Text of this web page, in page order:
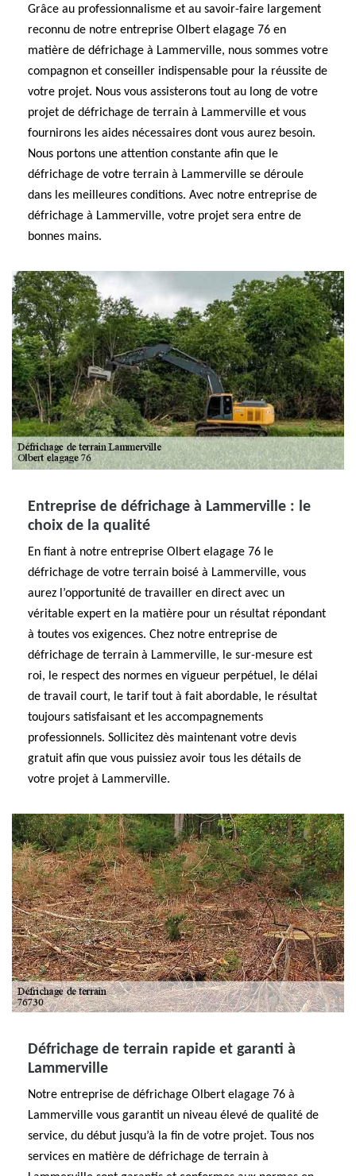
Grâce au professionnalisme et au savoir-faire largement
reconnu de notre entreprise Olbert elagage 76 en
matière de défrichage à Lammerville, nous sommes votre
compagnon et conseiller indispensable pour la réussite de
votre projet. Nous vous assisterons tout au long de votre
projet de défrichage de terrain à Lammerville et vous
fournirons les aides nécessaires dont vous aurez besoin.
Nous portons une attention constante afin que le
défrichage de votre terrain à Lammerville se déroule
dans les meilleures conditions. Avec notre entreprise de
défrichage à Lammerville, votre projet sera entre de
bonnes mains.
Entreprise de défrichage à Lammerville : le
choix de la qualité
En fiant à notre entreprise Olbert elagage 76 le
défrichage de votre terrain boisé à Lammerville, vous
aurez l’opportunité de travailler en direct avec un
véritable expert en la matière pour un résultat répondant
à toutes vos exigences. Chez notre entreprise de
défrichage de terrain à Lammerville, le sur-mesure est
roi, le respect des normes en vigueur perpétuel, le délai
de travail court, le tarif tout à fait abordable, le résultat
toujours satisfaisant et les accompagnements
professionnels. Sollicitez dès maintenant votre devis
gratuit afin que vous puissiez avoir tous les détails de
votre projet à Lammerville.
Défrichage de terrain rapide et garanti à
Lammerville
Notre entreprise de défrichage Olbert elagage 76 à
Lammerville vous garantit un niveau élevé de qualité de
service, du début jusqu’à la fin de votre projet. Tous nos
services en matière de défrichage de terrain à